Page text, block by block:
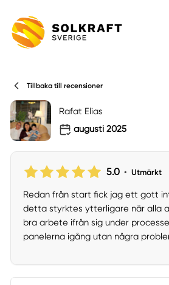
Tillbaka till recensioner
Rafat Elias
augusti 2025
5.0 • Utmärkt
Redan från start fick jag ett gott
detta styrktes ytterligare när alla
bra arbete ifrån sig under
panelerna igång utan några